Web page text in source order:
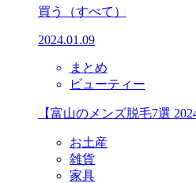
買う （すべて）
2024.01.09
まとめ
ビューティー
【富山のメンズ脱毛7選
お土産
雑貨
家具